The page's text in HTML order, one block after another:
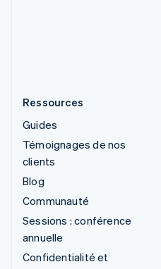
Ressources
Guides
Témoignages de nos
clients
Blog
Communauté
Sessions : conférence
annuelle
Confidentialité et